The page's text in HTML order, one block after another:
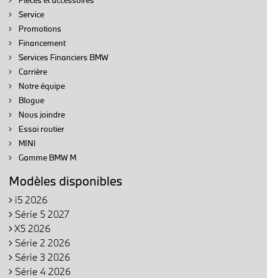
Service
Promotions
Financement
Services Financiers BMW
Carrière
Notre équipe
Blogue
Nous joindre
Essai routier
MINI
Gamme BMW M
Modèles disponibles
i5 2026
Série 5 2027
X5 2026
Série 2 2026
Série 3 2026
Série 4 2026